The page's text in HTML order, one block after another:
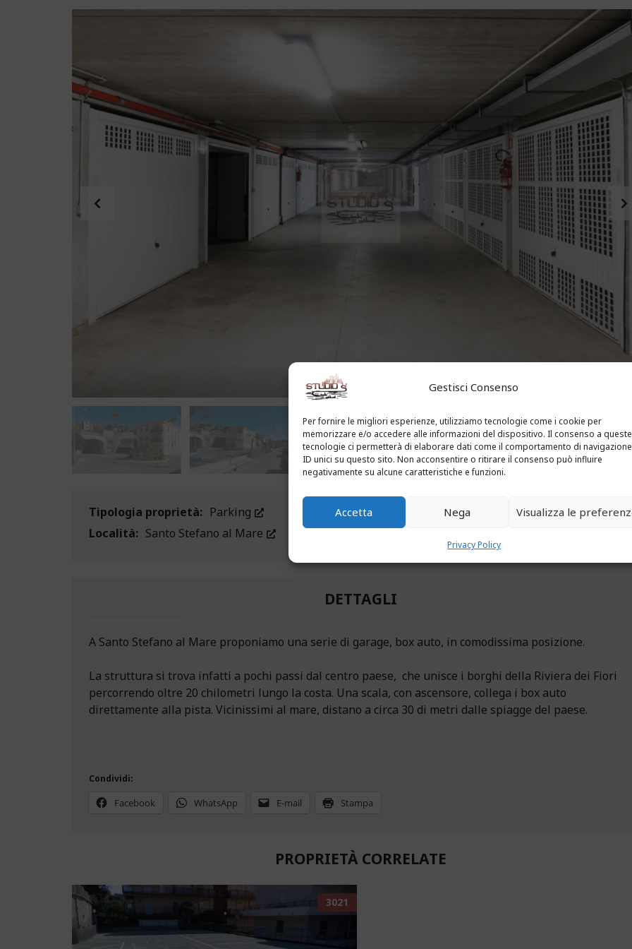
Gestisci Consenso
Per fornire le migliori esperienze, utilizziamo tecnologie come i cookie per
memorizzare e/o accedere alle informazioni del dispositivo. Il consenso a queste
tecnologie ci permetterà di elaborare dati come il comportamento di
ID unici su questo sito. Non acconsentire o ritirare il consenso può influire
negativamente su alcune caratteristiche e funzioni.
Accetta Nega Visualizza le
Privacy Policy
Tipologia proprietà: Parking Numero riferimento:
3012
Località: Santo Stefano al Mare
DETTAGLI
A Santo Stefano al Mare proponiamo una serie di garage, box auto, in comodissima posizione.
La struttura si trova infatti a pochi passi dal centro paese, che unisce i borghi della Riviera dei Fiori
percorrendo oltre 20 chilometri lungo la costa. Una scala, con ascensore, collega i box auto
direttamente alla pista. Vicinissimi al mare, distano a circa 30 di metri dalle spiagge del paese.
Condividi:
Facebook WhatsApp E-mail Stampa
PROPRIETÀ CORRELATE
3021